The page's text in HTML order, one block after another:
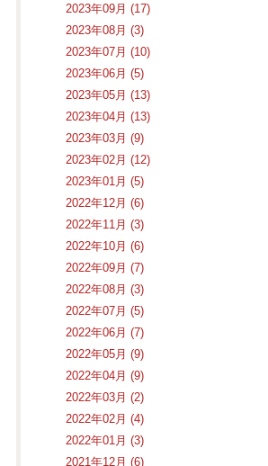
2023年09月 (17)
2023年08月 (3)
2023年07月 (10)
2023年06月 (5)
2023年05月 (13)
2023年04月 (13)
2023年03月 (9)
2023年02月 (12)
2023年01月 (5)
2022年12月 (6)
2022年11月 (3)
2022年10月 (6)
2022年09月 (7)
2022年08月 (3)
2022年07月 (5)
2022年06月 (7)
2022年05月 (9)
2022年04月 (9)
2022年03月 (2)
2022年02月 (4)
2022年01月 (3)
2021年12月 (6)